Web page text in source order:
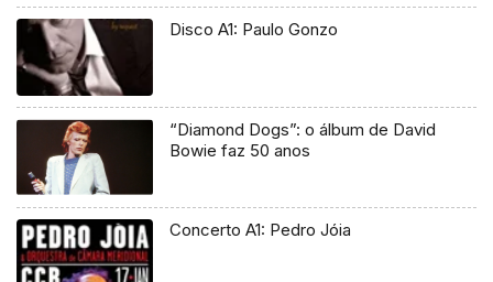
Disco A1: Paulo Gonzo
“Diamond Dogs”: o álbum de David
Bowie faz 50 anos
Concerto A1: Pedro Jóia